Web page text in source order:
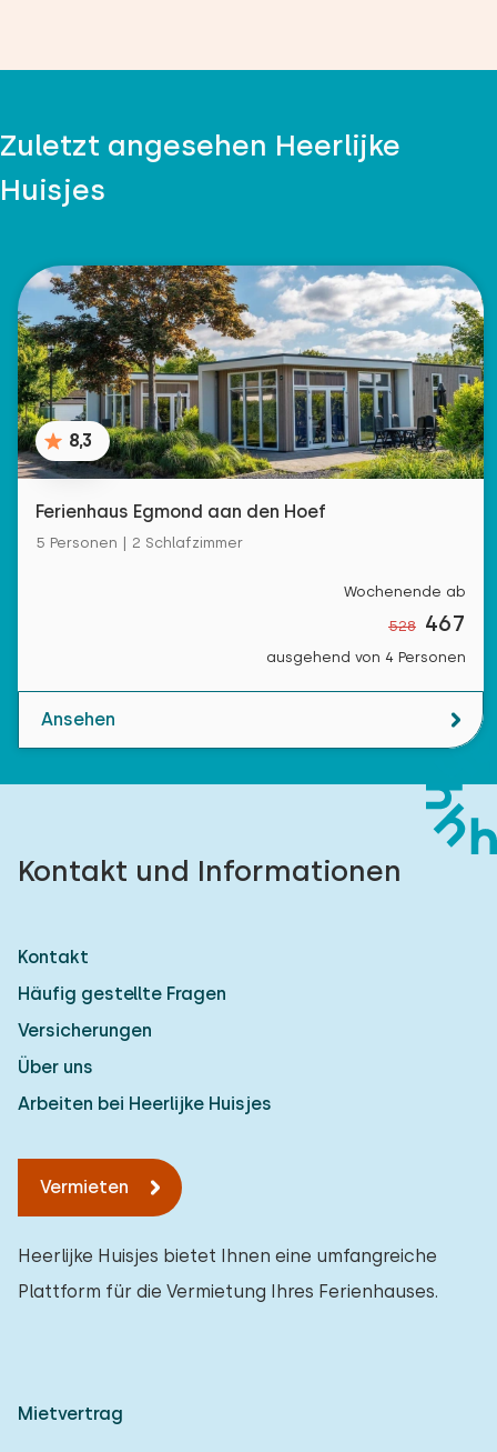
Zuletzt angesehen Heerlijke
Huisjes
8,3
Ferienhaus Egmond aan den Hoef
5 Personen | 2 Schlafzimmer
Wochenende ab
528 467
ausgehend von 4 Personen
Ansehen
Kontakt und Informationen
Kontakt
Häufig gestellte Fragen
Versicherungen
Über uns
Arbeiten bei Heerlijke Huisjes
Vermieten
Heerlijke Huisjes bietet Ihnen eine umfangreiche
Plattform für die Vermietung Ihres Ferienhauses.
Mietvertrag